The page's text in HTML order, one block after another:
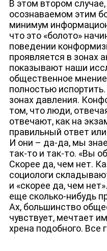
В этом втором
осознаваемом этим
минимум
что это «болото»
поведении
проявляется в зонах
показывают наши
общественное
полностью
зонах давления.
том, что люди,
отвечают, как на
правильный ответ
И они – да-да, мы
так-то и так-то. «Вы
Скорее да, чем нет.
социологи
и «скорее да, чем
еще сколько-нибудь
Ах, большинство
чувствует, мечтает
хрена подобного. Все